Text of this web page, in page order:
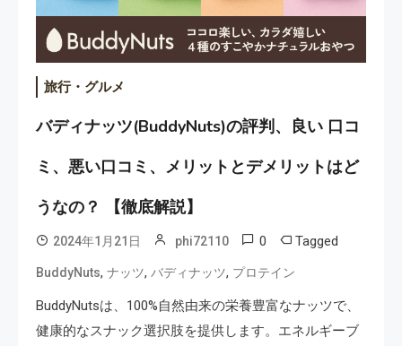
旅行・グルメ
バディナッツ(BuddyNuts)の評判、良い 口コ
ミ、悪い口コミ、メリットとデメリットはど
うなの？ 【徹底解説】
2024年1月21日 phi72110 0 Tagged
BuddyNuts, ナッツ, バディナッツ, プロテイン
BuddyNutsは、100%自然由来の栄養豊富なナッツで、
健康的なスナック選択肢を提供します。エネルギーブ